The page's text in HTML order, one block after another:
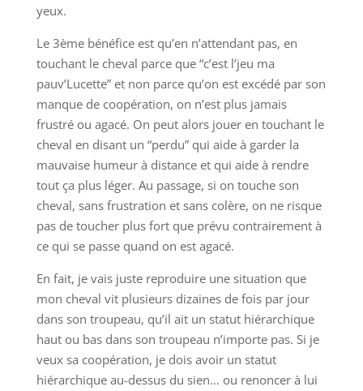
yeux.
Le 3ème bénéfice est qu’en n’attendant pas, en
touchant le cheval parce que “c’est l’jeu ma
pauv’Lucette” et non parce qu’on est excédé par son
manque de coopération, on n’est plus jamais
frustré ou agacé. On peut alors jouer en touchant le
cheval en disant un “perdu” qui aide à garder la
mauvaise humeur à distance et qui aide à rendre
tout ça plus léger. Au passage, si on touche son
cheval, sans frustration et sans colère, on ne risque
pas de toucher plus fort que prévu contrairement à
ce qui se passe quand on est agacé.
En fait, je vais juste reproduire une situation que
mon cheval vit plusieurs dizaines de fois par jour
dans son troupeau, qu’il ait un statut hiérarchique
haut ou bas dans son troupeau n’importe pas. Si je
veux sa coopération, je dois avoir un statut
hiérarchique au-dessus du sien… ou renoncer à lui